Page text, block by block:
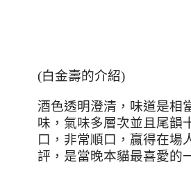
(白金壽的介紹)
酒色透明澄清，味道是相
味，氣味多層次並且尾韻
口，非常順口，贏得在場
評，是當晚本貓最喜愛的